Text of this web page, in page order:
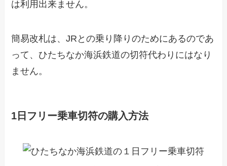
は利用出来ません。
簡易改札は、JRとの乗り降りのためにあるのであ
って、ひたちなか海浜鉄道の切符代わりにはなり
ません。
1日フリー乗車切符の購入方法